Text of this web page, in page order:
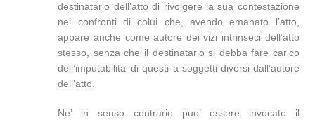
destinatario dell’atto di rivolgere la sua contestazione
nei confronti di colui che, avendo emanato l’atto,
appare anche come autore dei vizi intrinseci dell’atto
stesso, senza che il destinatario si debba fare carico
dell’imputabilita’ di questi a soggetti diversi dall’autore
dell’atto.
Ne’ in senso contrario puo’ essere invocato il